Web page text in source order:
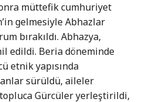
müttefik cumhuriyet
gelmesiyle Abhazlar
bırakıldı. Abhazya,
edildi. Beria döneminde
etnik yapısında
sürüldü, aileler
topluca Gürcüler yerleştirildi,